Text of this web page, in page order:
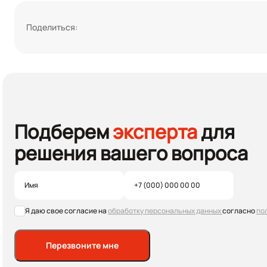
Поделиться:
Подберемэкспертадля
решения вашего вопроса
Я даю свое согласие наобработку персональных данныхсогласно
Перезвоните мне